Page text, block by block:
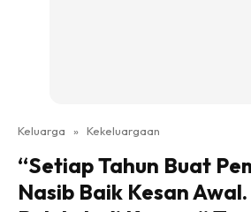
Keluarga » Kekeluargaan
“Setiap Tahun Buat
Nasib Baik Kesan